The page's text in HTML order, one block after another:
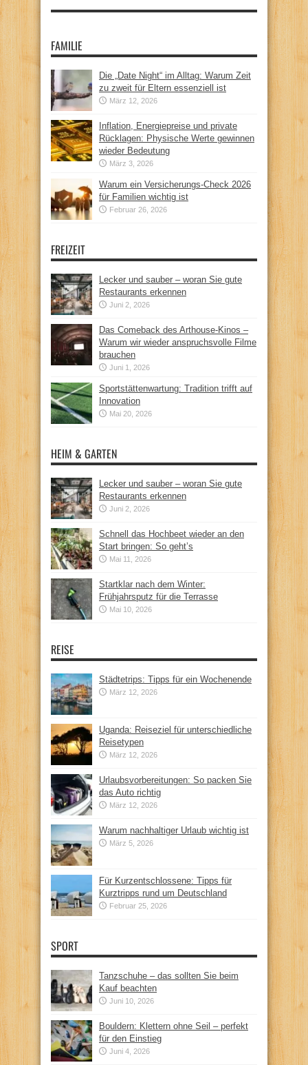
FAMILIE
Die „Date Night“ im Alltag: Warum Zeit
zu zweit für Eltern essenziell ist
März 12, 2026
Inflation, Energiepreise und private
Rücklagen: Physische Werte gewinnen
wieder Bedeutung
März 3, 2026
Warum ein Versicherungs-Check 2026
für Familien wichtig ist
Februar 26, 2026
FREIZEIT
Lecker und sauber – woran Sie gute
Restaurants erkennen
Juni 2, 2026
Das Comeback des Arthouse-Kinos –
Warum wir wieder anspruchsvolle Filme
brauchen
Juni 1, 2026
Sportstättenwartung: Tradition trifft auf
Innovation
Mai 20, 2026
HEIM & GARTEN
Lecker und sauber – woran Sie gute
Restaurants erkennen
Juni 2, 2026
Schnell das Hochbeet wieder an den
Start bringen: So geht’s
Mai 11, 2026
Startklar nach dem Winter:
Frühjahrsputz für die Terrasse
Mai 10, 2026
REISE
Städtetrips: Tipps für ein Wochenende
März 12, 2026
Uganda: Reiseziel für unterschiedliche
Reisetypen
März 12, 2026
Urlaubsvorbereitungen: So packen Sie
das Auto richtig
März 12, 2026
Warum nachhaltiger Urlaub wichtig ist
März 5, 2026
Für Kurzentschlossene: Tipps für
Kurztripps rund um Deutschland
Februar 25, 2026
SPORT
Tanzschuhe – das sollten Sie beim
Kauf beachten
Juni 10, 2026
Bouldern: Klettern ohne Seil – perfekt
für den Einstieg
Juni 4, 2026